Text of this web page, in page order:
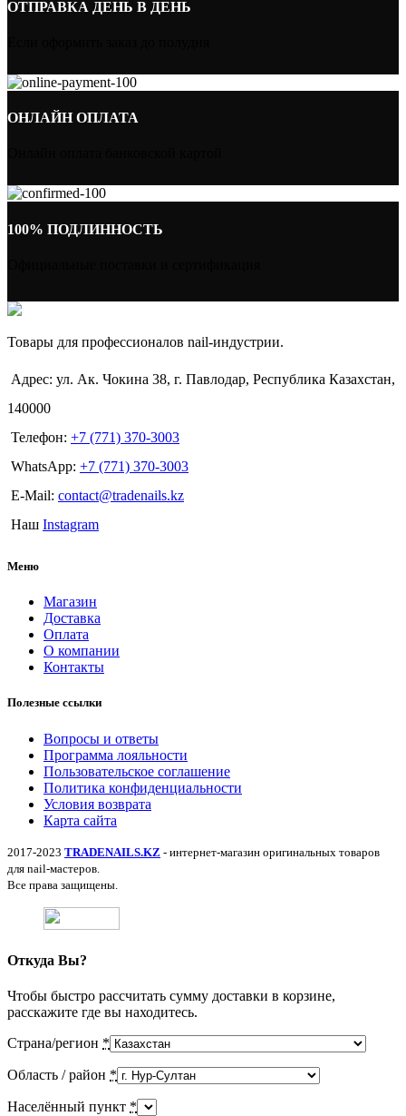
ОТПРАВКА ДЕНЬ В ДЕНЬ
ОНЛАЙН ОПЛАТА
100% ПОДЛИННОСТЬ
Товары для профессионалов nail-индустрии.
Адрес: ул. Ак. Чокина 38, г. Павлодар, Республика Казахстан,
140000
Телефон: +7 (771) 370-3003
WhatsApp: +7 (771) 370-3003
E-Mail: contact@tradenails.kz
Наш Instagram
Меню
Магазин
Доставка
Оплата
О компании
Контакты
Полезные ссылки
Вопросы и ответы
Программа лояльности
Пользовательское соглашение
Политика конфиденциальности
Условия возврата
Карта сайта
2017-2023 TRADENAILS.KZ - интернет-магазин оригинальных товаров
для nail-мастеров.
Все права защищены.
Откуда Вы?
Чтобы быстро рассчитать сумму доставки в корзине,
расскажите где вы находитесь.
Страна/регион *
Область / район *
Населённый пункт *